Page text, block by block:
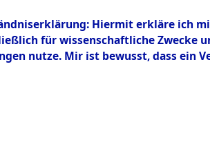
Hiermit erkläre ich
für wissenschaftliche Zwecke
nutze. Mir ist bewusst, dass ein